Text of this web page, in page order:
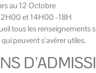
au 12 Octobre
et 14H00 -18H
tous les
peuvent s’avérer utiles.